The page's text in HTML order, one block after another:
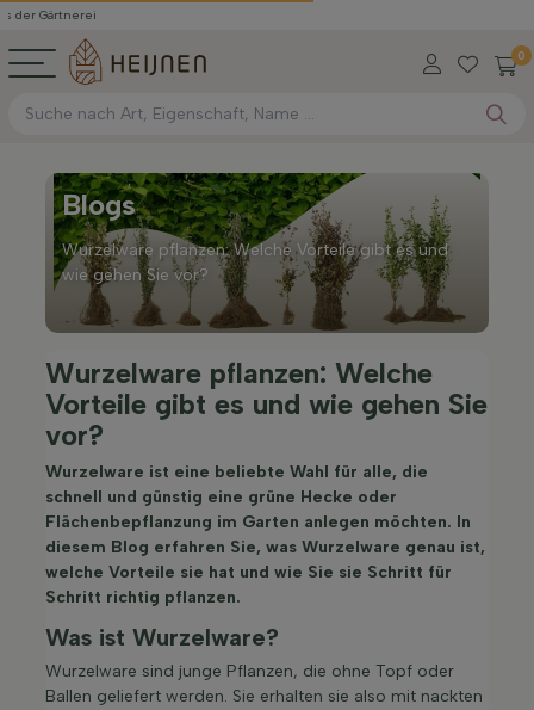
0
Blogs
Wurzelware pflanzen: Welche Vorteile gibt es und
wie gehen Sie vor?
Wurzelware pflanzen: Welche
Vorteile gibt es und wie gehen Sie
vor?
Wurzelware ist eine beliebte Wahl für alle, die
schnell und günstig eine grüne Hecke oder
Flächenbepflanzung im Garten anlegen möchten. In
diesem Blog erfahren Sie, was Wurzelware genau ist,
welche Vorteile sie hat und wie Sie sie Schritt für
Schritt richtig pflanzen.
Was ist Wurzelware?
Wurzelware sind junge Pflanzen, die ohne Topf oder
Ballen geliefert werden. Sie erhalten sie also mit nackten